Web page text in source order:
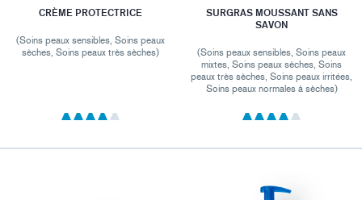
CRÈME PROTECTRICE
(Soins peaux sensibles, Soins peaux
sèches, Soins peaux très sèches)
SURGRAS MOUSSANT SANS
SAVON
(Soins peaux sensibles, Soins peaux
mixtes, Soins peaux sèches, Soins
peaux très sèches, Soins peaux irritées,
Soins peaux normales à sèches)